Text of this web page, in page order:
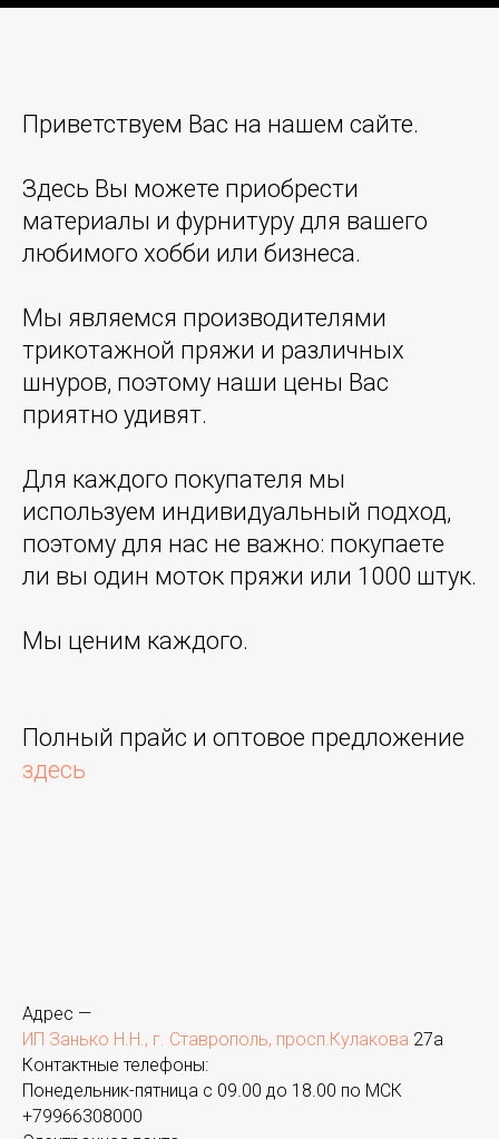
Приветствуем Вас на нашем сайте.
Здесь Вы можете приобрести
материалы и фурнитуру для вашего
любимого хобби или бизнеса.
Мы являемся производителями
трикотажной пряжи и различных
шнуров, поэтому наши цены Вас
приятно удивят.
Для каждого покупателя мы
используем индивидуальный подход,
поэтому для нас не важно: покупаете
ли вы один моток пряжи или 1000 штук.
Мы ценим каждого.
Полный прайс и оптовое предложение
здесь
Адрес —
ИП Занько Н.Н., г. Ставрополь, просп.Кулакова 27а
Контактные телефоны:
Понедельник-пятница с 09.00 до 18.00 по МСК
+79966308000